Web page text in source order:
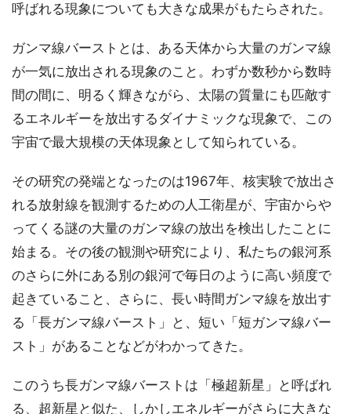
呼ばれる現象についても大きな成果がもたらされた。
ガンマ線バーストとは、ある天体から大量のガンマ線
が一気に放出される現象のこと。わずか数秒から数時
間の間に、明るく輝きながら、太陽の質量にも匹敵す
るエネルギーを放出するダイナミックな現象で、この
宇宙で最大規模の天体現象として知られている。
その研究の発端となったのは1967年、核実験で放出さ
れる放射線を観測するための人工衛星が、宇宙からや
ってくる謎の大量のガンマ線の放出を検出したことに
始まる。その後の観測や研究により、私たちの銀河系
のさらに外にある別の銀河で毎日のように高い頻度で
起きていること、さらに、長い時間ガンマ線を放出す
る「長ガンマ線バースト」と、短い「短ガンマ線バー
スト」があることなどがわかってきた。
このうち長ガンマ線バーストは「極超新星」と呼ばれ
る、超新星と似た、しかしエネルギーがさらに大きな